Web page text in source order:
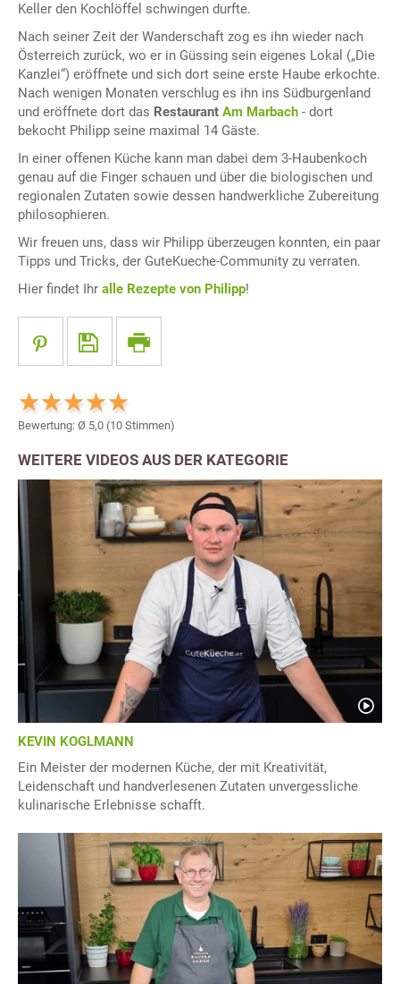
Keller den Kochlöffel schwingen durfte.
Nach seiner Zeit der Wanderschaft zog es ihn wieder nach
Österreich zurück, wo er in Güssing sein eigenes Lokal („Die
Kanzlei“) eröffnete und sich dort seine erste Haube erkochte.
Nach wenigen Monaten verschlug es ihn ins Südburgenland
und eröffnete dort das Restaurant Am Marbach - dort
bekocht Philipp seine maximal 14 Gäste.
In einer offenen Küche kann man dabei dem 3-Haubenkoch
genau auf die Finger schauen und über die biologischen und
regionalen Zutaten sowie dessen handwerkliche Zubereitung
philosophieren.
Wir freuen uns, dass wir Philipp überzeugen konnten, ein paar
Tipps und Tricks, der GuteKueche-Community zu verraten.
Hier findet Ihr alle Rezepte von Philipp!
Bewertung: Ø 5,0 (10 Stimmen)
WEITERE VIDEOS AUS DER KATEGORIE
KEVIN KOGLMANN
Ein Meister der modernen Küche, der mit Kreativität,
Leidenschaft und handverlesenen Zutaten unvergessliche
kulinarische Erlebnisse schafft.